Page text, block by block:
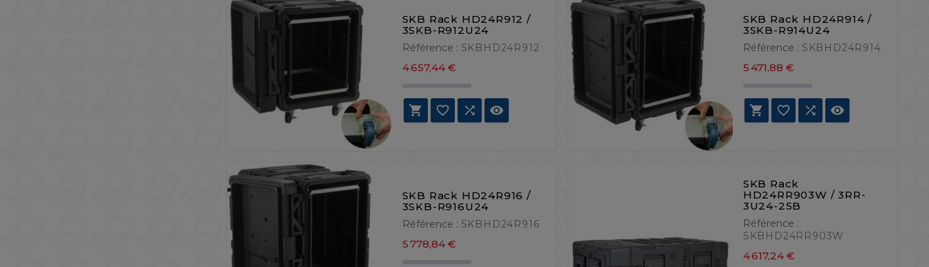
SKB Rack HD24R912 /
3SKB-R912U24
Référence : SKBHD24R912
4 657,44 €
   
SKB Rack HD24R914 /
3SKB-R914U24
Référence : SKBHD24R914
5 471,88 €
   
SKB Rack HD24R916 /
3SKB-R916U24
Référence : SKBHD24R916
5 778,84 €
SKB Rack
HD24RR903W / 3RR-
3U24-25B
Référence :
SKBHD24RR903W
4 617,24 €